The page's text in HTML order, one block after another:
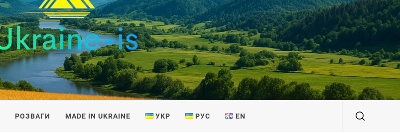
РОЗВАГИ MADE IN UKRAINE УКР РУС EN